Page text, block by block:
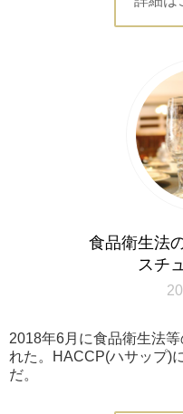
食品衛生法
スチ
2018年6月に食品衛生法
れた。HACCP(ハサップ)
だ。